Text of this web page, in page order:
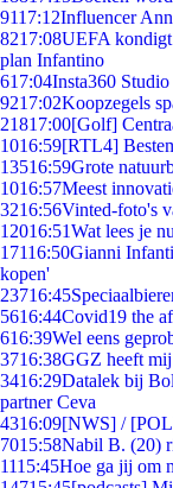
9117:12Influencer
8217:08UEFA
plan Infantino
617:04Insta360
9217:02Koopzegels
21817:00[Golf]
1016:59[RTL4]
13516:59Grote
1016:57Meest
3216:56Vinted-foto's
12016:51Wat lees je
17116:50Gianni
kopen'
23716:45
5616:44Covid19 the
616:39Wel eens
3716:38GGZ heeft
3416:29Datalek bij
partner Ceva
4316:09[NWS] /
7015:58Nabil B. (20)
1115:45Hoe ga jij om